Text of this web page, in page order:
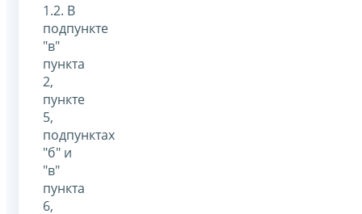
1.2. В
подпункте
"в"
пункта
2,
пункте
5,
подпунктах
"б" и
"в"
пункта
6,